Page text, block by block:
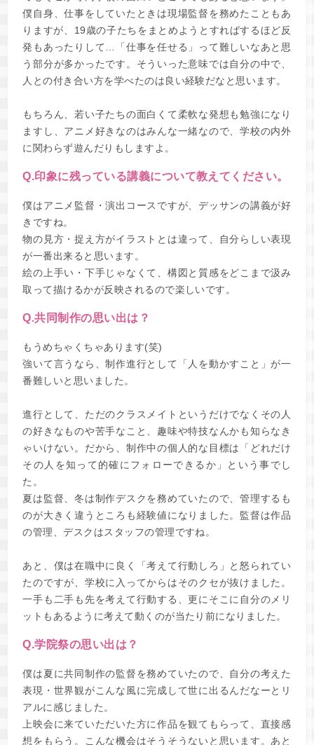
僕自身、仕事をしていたときは現場監督を務めたこともあ
りますが、19歳の子たちをまとめようとすればするほど反
発もあったりして…「仕事を任せる」って難しいなあと思
う部分が多かったです。そういった意味では自分の中で、
人との付き合い方を学べたのは良い経験だなと思います。
もちろん、若い子たちの面白くて柔軟な発想も勉強になり
ますし、アニメ好きなのはみんな一緒なので、学校の内外
に関わらず遊んだりもしますよ。
Q.印象に残っている講義について教えてください。
僕はアニメ監督・演出コースですが、デッサンの講義が好
きですね。
物の見方・捉え方がイラストとは違って、自分らしい表現
が一番出来ると思います。
絵の上手い・下手じゃなくて、構図と質感をどこまで汲み
取って描けるかが反映されるので楽しいです。
Q.共同制作の思い出は？
もうめちゃくちゃあります(笑)
強いて言うなら、制作進行として「人を動かすこと」が一
番難しいと思いました。
進行として、ただのクラスメイトというだけでなくその人
の好きなものや苦手なこと、趣味や特技なんかも知らなき
ゃいけない。だから、制作中の個人的な目標は「どれだけ
その人を知って的確にフォローできるか」という事でし
た。
夏は監督、冬は制作デスクを務めていたので、管理するも
のが大きく違うところも経験値になりました。監督は作品
の管理、デスクはスタッフの管理ですね。
あと、僕は在職中に良く「考えて行動しろ」と怒られてい
たのですが、学校に入ってからはそのクセが抜けました。
一手も二手も先を考えて行動する、更にそこに自分のメリ
ットもあるように考えて動くのが当たり前になりました。
Q.学院祭の思い出は？
僕は夏に共同制作の監督を務めていたので、自分の考えた
表現・世界観がこんな風に完成して世に出るんだなーとリ
アルに感じました。
上映会に来ていただいた方に作品を観てもらって、直接感
想をもらう。こんな機会はそうそうないと思います。あと